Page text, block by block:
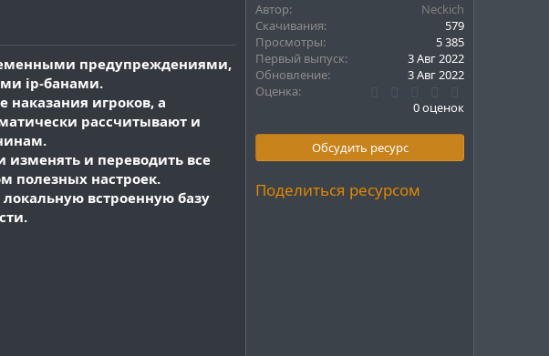
предупреждениями,
ip-банами.
игроков, а
рассчитывают и
и переводить все
полезных настроек.
встроенную базу
Автор
Neckich
Скачивания
579
Просмотры
5 385
Первый выпуск
3 Авг 2022
Обновление
3 Авг 2022
Оценка
0
0
в
0 оценок
Обсудить ресурс
Поделиться ресурсом